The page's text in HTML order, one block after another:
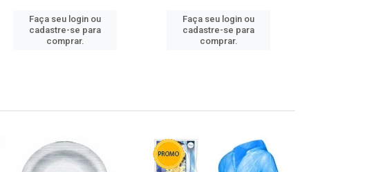
Faça seu login ou
cadastre-se para
comprar.
Faça seu login ou
cadastre-se para
comprar.